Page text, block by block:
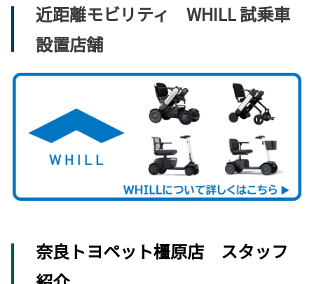
近距離モビリティ WHILL 試乗車
設置店舗
奈良トヨペット橿原店 スタッフ